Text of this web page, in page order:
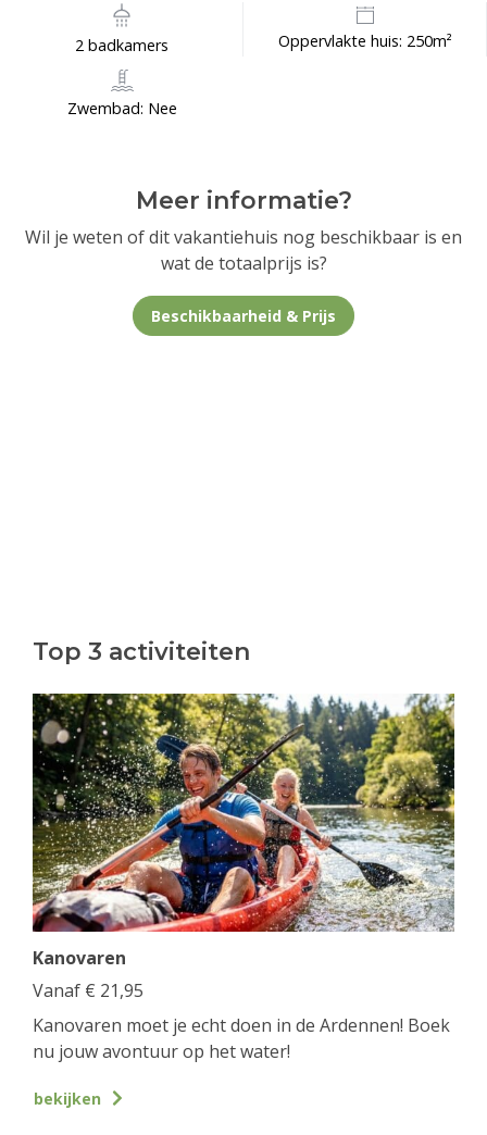
2 badkamers Oppervlakte huis: 250m²
Zwembad: Nee
Meer informatie?
Wil je weten of dit vakantiehuis nog beschikbaar is en
wat de totaalprijs is?
Beschikbaarheid & Prijs
Top 3 activiteiten
Kanovaren
Vanaf € 21,95
Kanovaren moet je echt doen in de Ardennen! Boek
nu jouw avontuur op het water!
bekijken